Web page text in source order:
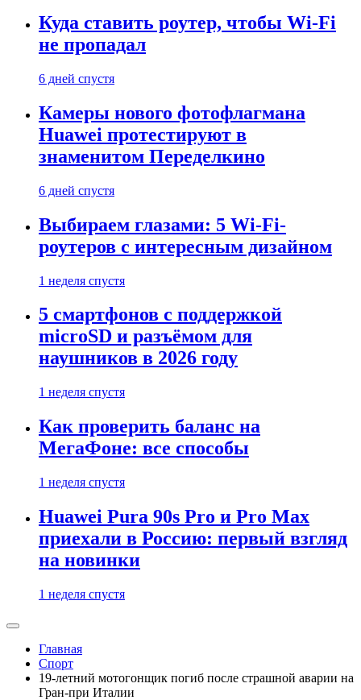
Куда ставить роутер, чтобы Wi-Fi
не пропадал
6 дней спустя
Камеры нового фотофлагмана
Huawei протестируют в
знаменитом Переделкино
6 дней спустя
Выбираем глазами: 5 Wi-Fi-
роутеров с интересным дизайном
1 неделя спустя
5 смартфонов с поддержкой
microSD и разъёмом для
наушников в 2026 году
1 неделя спустя
Как проверить баланс на
МегаФоне: все способы
1 неделя спустя
Huawei Pura 90s Pro и Pro Max
приехали в Россию: первый взгляд
на новинки
1 неделя спустя
Главная
Спорт
19-летний мотогонщик погиб после страшной аварии на
Гран-при Италии